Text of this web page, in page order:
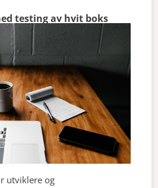
testing av hvit boks
utviklere og